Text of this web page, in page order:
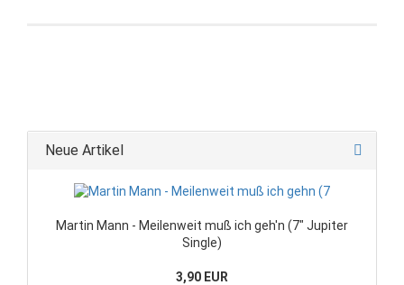
Neue Artikel
Martin Mann - Meilenweit muß ich geh'n (7" Jupiter
Single)
3,90 EUR